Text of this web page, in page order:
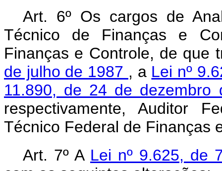
Art. 6º Os cargos de
Técnico de Finanças e
Finanças e Controle, de que
de julho de 1987 , a Lei nº
11.890, de 24 de
respectivamente, Auditor
Técnico Federal de Finanças
Art. 7º A Lei nº 9.625, de